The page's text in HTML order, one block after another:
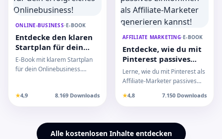
ONLINE-BUSINESS•E-BOOK
Entdecke den klaren
Startplan für dein
erfolgreiches
Onlinebusiness!
E-Book mit klarem Startplan
für dein Onlinebusiness.
★4,9 8.169 Downloads
AFFILIATE MARKETING•E-BOOK
Entdecke, wie du mit
Pinterest passives
Einkommen als
Affiliate-Marketer
Lerne, wie du mit Pinterest als
Affiliate-Marketer passives
Dieses E-Book zei…
★4,8 7.150 Downloads
Alle kostenlosen Inhalte entdecken